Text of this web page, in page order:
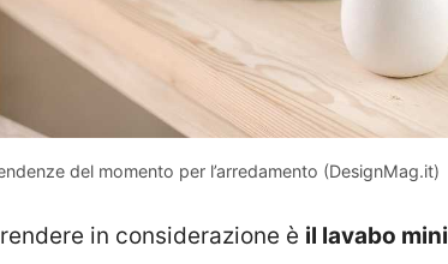
del momento per l’arredamento (DesignMag.it)
in considerazione è il lavabo mini